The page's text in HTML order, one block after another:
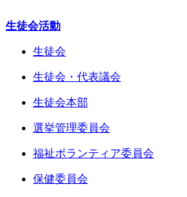
生徒会活動
生徒会
生徒会・代表議会
生徒会本部
選挙管理委員会
福祉ボランティア委員会
保健委員会